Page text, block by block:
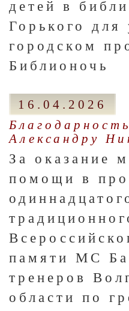
детей в
Горького для
городском
Библионочь
16.04.2026
Александру
За оказание
помощи в
памяти МС
тренеров
области по